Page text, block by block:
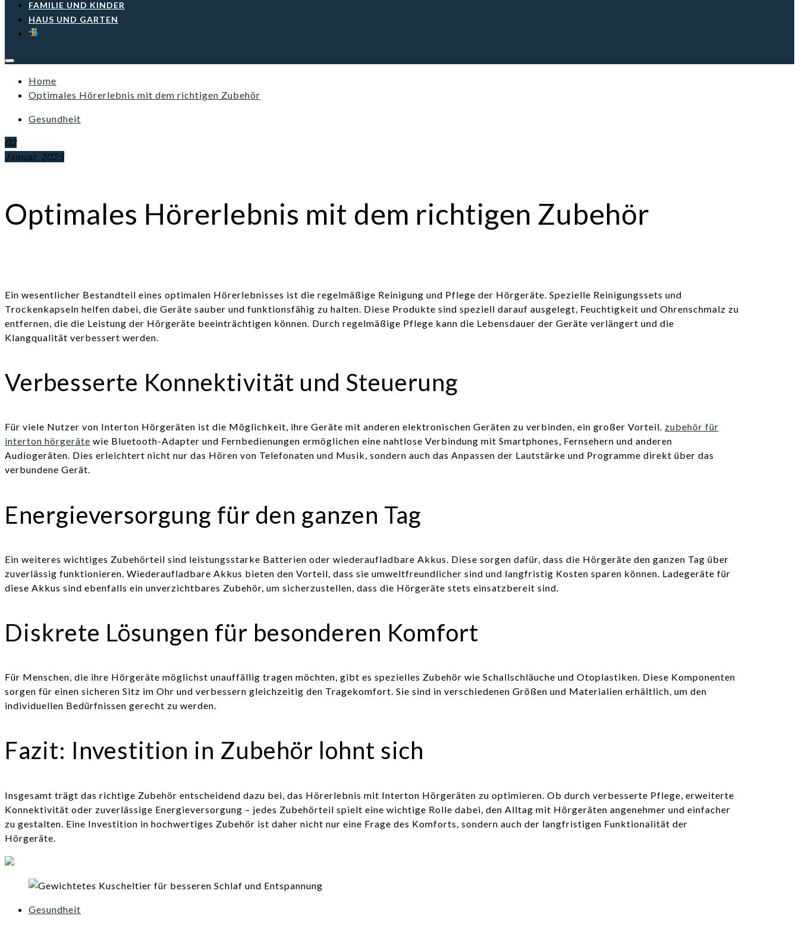
FAMILIE UND KINDER
HAUS UND GARTEN
Home
Optimales Hörerlebnis mit dem richtigen Zubehör
Gesundheit
02
Januar, 2025
Optimales Hörerlebnis mit dem richtigen Zubehör
Ein wesentlicher Bestandteil eines optimalen Hörerlebnisses ist die regelmäßige Reinigung und Pflege der Hörgeräte. Spezielle Reinigungssets und
Trockenkapseln helfen dabei, die Geräte sauber und funktionsfähig zu halten. Diese Produkte sind speziell darauf ausgelegt, Feuchtigkeit und Ohrenschmalz zu
entfernen, die die Leistung der Hörgeräte beeinträchtigen können. Durch regelmäßige Pflege kann die Lebensdauer der Geräte verlängert und die
Klangqualität verbessert werden.
Verbesserte Konnektivität und Steuerung
Für viele Nutzer von Interton Hörgeräten ist die Möglichkeit, ihre Geräte mit anderen elektronischen Geräten zu verbinden, ein großer Vorteil. zubehör für
interton hörgeräte wie Bluetooth-Adapter und Fernbedienungen ermöglichen eine nahtlose Verbindung mit Smartphones, Fernsehern und anderen
Audiogeräten. Dies erleichtert nicht nur das Hören von Telefonaten und Musik, sondern auch das Anpassen der Lautstärke und Programme direkt über das
verbundene Gerät.
Energieversorgung für den ganzen Tag
Ein weiteres wichtiges Zubehörteil sind leistungsstarke Batterien oder wiederaufladbare Akkus. Diese sorgen dafür, dass die Hörgeräte den ganzen Tag über
zuverlässig funktionieren. Wiederaufladbare Akkus bieten den Vorteil, dass sie umweltfreundlicher sind und langfristig Kosten sparen können. Ladegeräte für
diese Akkus sind ebenfalls ein unverzichtbares Zubehör, um sicherzustellen, dass die Hörgeräte stets einsatzbereit sind.
Diskrete Lösungen für besonderen Komfort
Für Menschen, die ihre Hörgeräte möglichst unauffällig tragen möchten, gibt es spezielles Zubehör wie Schallschläuche und Otoplastiken. Diese Komponenten
sorgen für einen sicheren Sitz im Ohr und verbessern gleichzeitig den Tragekomfort. Sie sind in verschiedenen Größen und Materialien erhältlich, um den
individuellen Bedürfnissen gerecht zu werden.
Fazit: Investition in Zubehör lohnt sich
Insgesamt trägt das richtige Zubehör entscheidend dazu bei, das Hörerlebnis mit Interton Hörgeräten zu optimieren. Ob durch verbesserte Pflege, erweiterte
Konnektivität oder zuverlässige Energieversorgung – jedes Zubehörteil spielt eine wichtige Rolle dabei, den Alltag mit Hörgeräten angenehmer und einfacher
zu gestalten. Eine Investition in hochwertiges Zubehör ist daher nicht nur eine Frage des Komforts, sondern auch der langfristigen Funktionalität der
Hörgeräte.
Gesundheit